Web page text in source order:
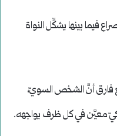
فيما بينها يشكِّل النواة
فارق أنَّ الشخص السويّ،
معيَّن في كل ظرف يواجهه.